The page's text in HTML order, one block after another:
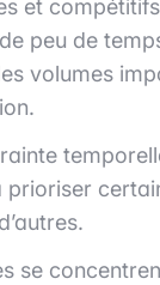
et
peu de
volumes
prioriser
se